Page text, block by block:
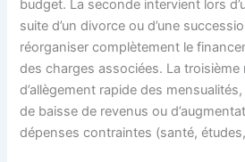
budget. La seconde intervient lors
suite d’un divorce ou d’une
réorganiser complètement le
des charges associées. La
d’allègement rapide des
de baisse de revenus ou
dépenses contraintes (santé,